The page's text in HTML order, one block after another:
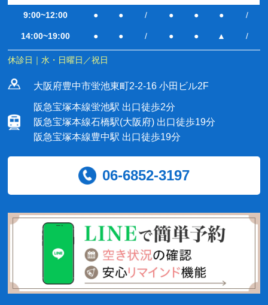
9:00~12:00 ● ● / ● ● ● /
14:00~19:00 ● ● / ● ● ▲ /
休診日｜水・日曜日／祝日
大阪府豊中市蛍池東町2-2-16 小田ビル2F
阪急宝塚本線蛍池駅 出口徒歩2分
阪急宝塚本線石橋駅(大阪府) 出口徒歩19分
阪急宝塚本線豊中駅 出口徒歩19分
06-6852-3197